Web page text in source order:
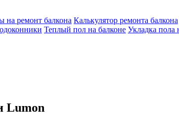
на ремонт балкона Калькулятор ремонта балкона
Теплый пол на балконе Укладка пола
Lumon